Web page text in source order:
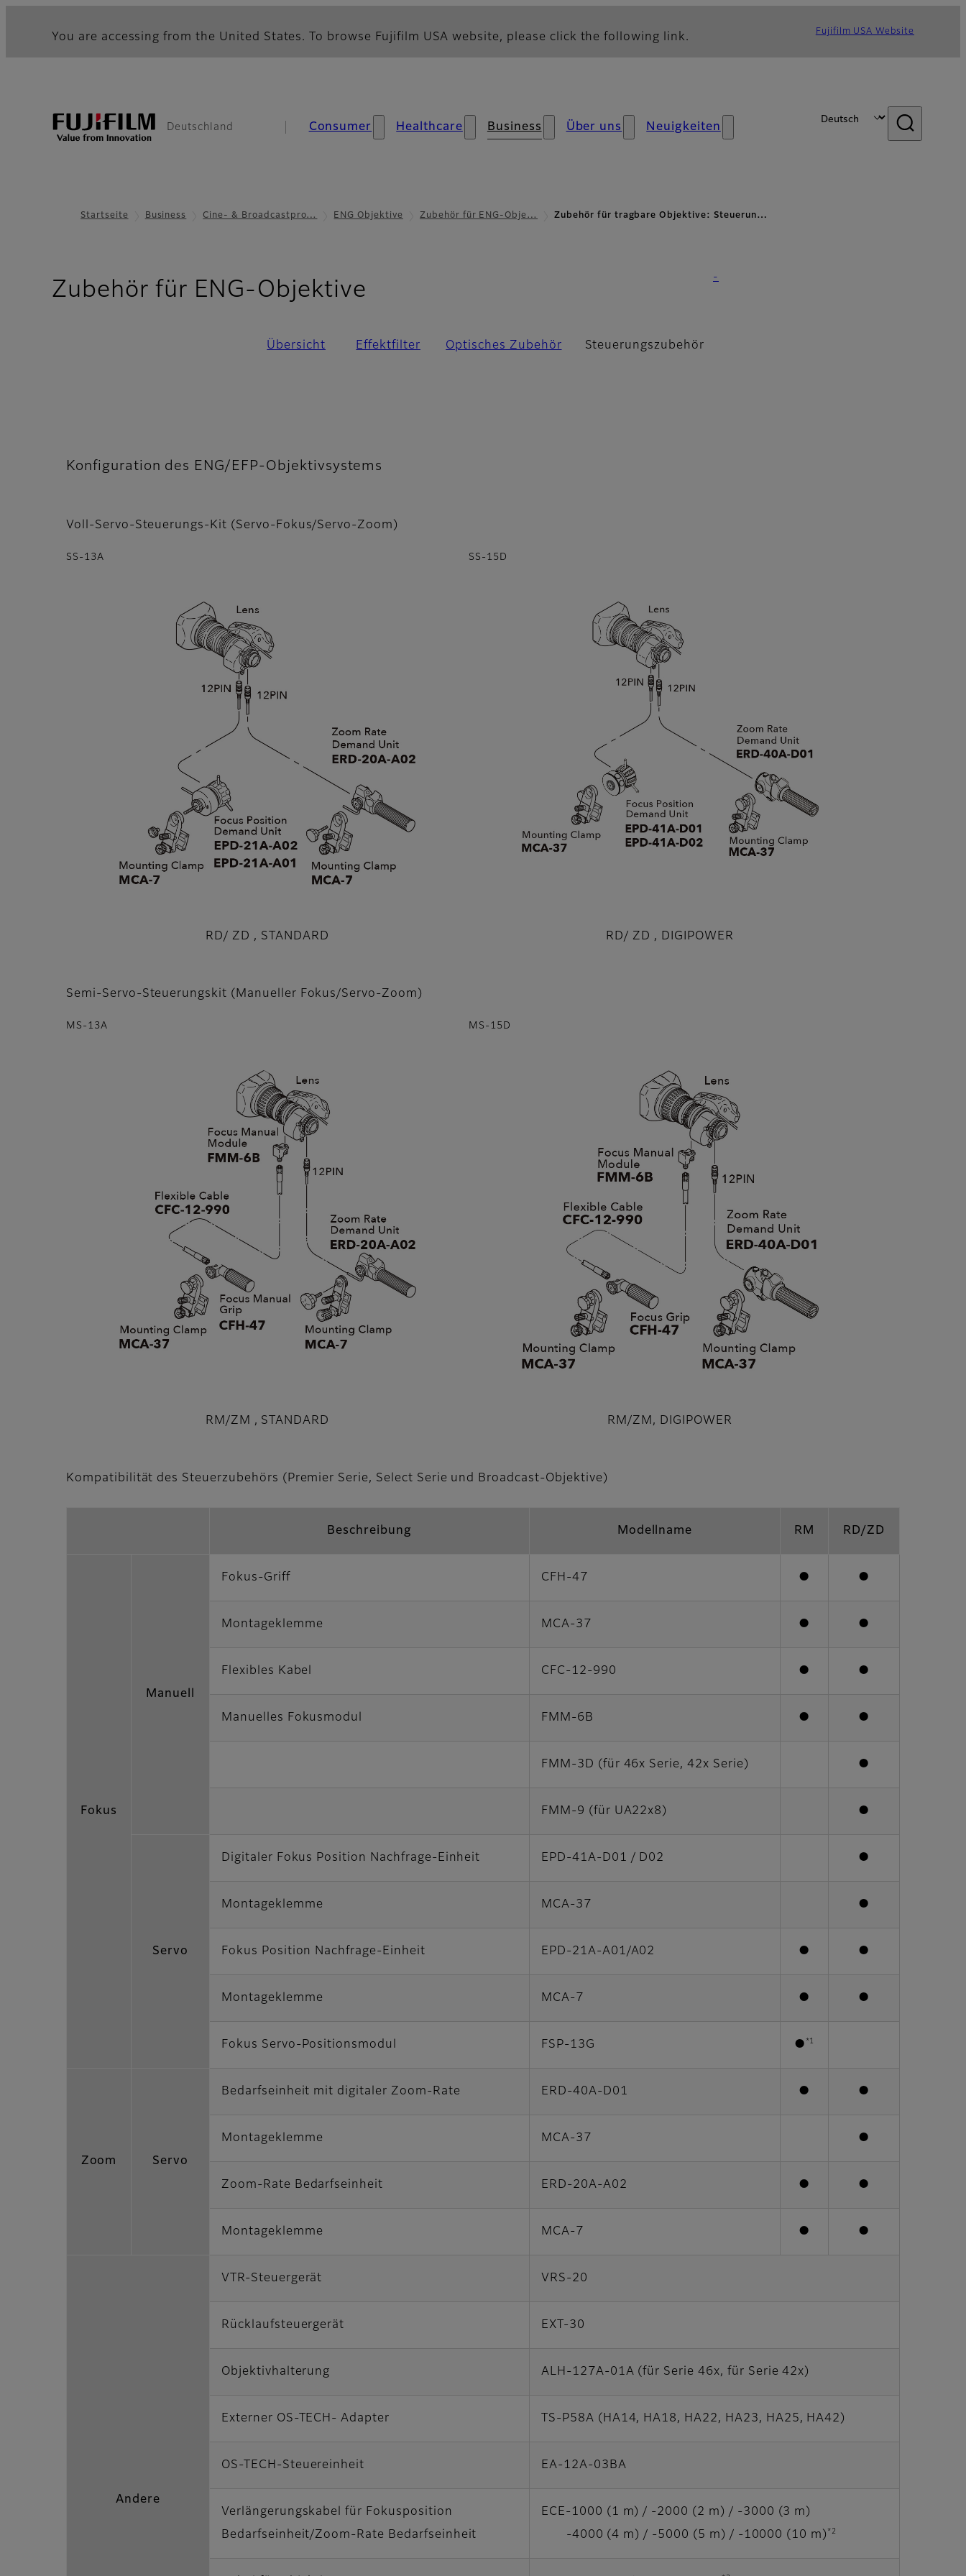
You are accessing from the United States. To browse Fujifilm USA website, please click the following link. Fujifilm USA Website
Deutschland Consumer Healthcare Business Über uns Neuigkeiten
Startseite Business Cine- & Broadcastpro… ENG Objektive Zubehör für ENG-Obje… Zubehör für tragbare Objektive: Steuerun…
Zubehör für ENG-Objektive
-
Übersicht Effektfilter Optisches Zubehör Steuerungszubehör
Konfiguration des ENG/EFP-Objektivsystems
Voll-Servo-Steuerungs-Kit (Servo-Fokus/Servo-Zoom)
SS-13A
RD/ ZD , STANDARD
SS-15D
RD/ ZD , DIGIPOWER
Semi-Servo-Steuerungskit (Manueller Fokus/Servo-Zoom)
MS-13A
RM/ZM , STANDARD
MS-15D
RM/ZM, DIGIPOWER
Kompatibilität des Steuerzubehörs (Premier Serie, Select Serie und Broadcast-Objektive)
Beschreibung Modellname RM RD/ZD
Fokus
Manuell
Fokus-Griff CFH-47 ● ●
Montageklemme MCA-37 ● ●
Flexibles Kabel CFC-12-990 ● ●
Manuelles Fokusmodul FMM-6B ● ●
FMM-3D (für 46x Serie, 42x Serie) ●
FMM-9 (für UA22x8) ●
Servo
Digitaler Fokus Position Nachfrage-Einheit EPD-41A-D01 / D02 ●
Montageklemme MCA-37 ●
Fokus Position Nachfrage-Einheit EPD-21A-A01/A02 ● ●
Montageklemme MCA-7 ● ●
Fokus Servo-Positionsmodul FSP-13G ● *1
Zoom Servo
Bedarfseinheit mit digitaler Zoom-Rate ERD-40A-D01 ● ●
Montageklemme MCA-37 ●
Zoom-Rate Bedarfseinheit ERD-20A-A02 ● ●
Montageklemme MCA-7 ● ●
Andere
VTR-Steuergerät VRS-20
Rücklaufsteuergerät EXT-30
Objektivhalterung ALH-127A-01A (für Serie 46x, für Serie 42x)
Externer OS-TECH- Adapter TS-P58A (HA14, HA18, HA22, HA23, HA25, HA42)
OS-TECH-Steuereinheit EA-12A-03BA
Verlängerungskabel für Fokusposition
Bedarfseinheit/Zoom-Rate Bedarfseinheit
ECE-1000 (1 m) / -2000 (2 m) / -3000 (3 m)
-4000 (4 m) / -5000 (5 m) / -10000 (10 m) *2